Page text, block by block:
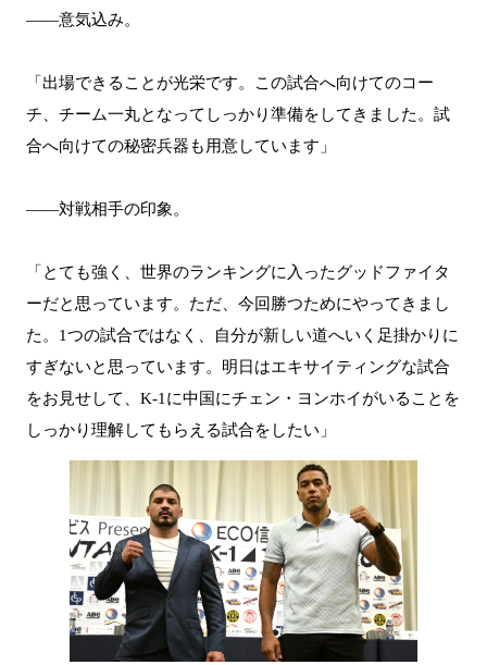
――意気込み。
「出場できることが光栄です。この試合へ向けてのコー
チ、チーム一丸となってしっかり準備をしてきました。試
合へ向けての秘密兵器も用意しています」
――対戦相手の印象。
「とても強く、世界のランキングに入ったグッドファイタ
ーだと思っています。ただ、今回勝つためにやってきまし
た。1つの試合ではなく、自分が新しい道へいく足掛かりに
すぎないと思っています。明日はエキサイティングな試合
をお見せして、K-1に中国にチェン・ヨンホイがいることを
しっかり理解してもらえる試合をしたい」